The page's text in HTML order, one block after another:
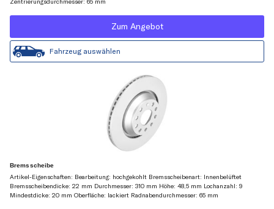
Zum Angebot
Fahrzeug auswählen
Bremsscheibe
Artikel-Eigenschaften: Bearbeitung: hochgekohlt Bremsscheibenart: Innenbelüftet
Bremsscheibendicke: 22 mm Durchmesser: 310 mm Höhe: 48,5 mm Lochanzahl: 9
Mindestdicke: 20 mm Oberfläche: lackiert Radnabendurchmesser: 65 mm